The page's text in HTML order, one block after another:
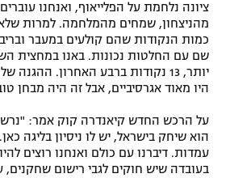
תקנון משתתפים וזוכים בפרסים
תקנון עבור פעילות אלקטרה
טניס
גיימינג E-Sports
תנאי שימוש
כדורמים
פוטבול אמריקאי NFL
בייסבול MLB
ספורט אתגרי ואקסטרים
אומנויות לחימה
ציונה נלחמת על הפלייאוף, ואנחנו
מהניצחון, שמחים מהמלחמה. למרות
כמות הנקודות שהם קולעים במעבר
שם עם החלטות נכונות. באנו במחצית
יותר, 13 נקודות ברבע האחרון.
היו מאוד אגרסיביים, אבל זה היה מבחן
על הרכש החדש קיאנדרה קוק אמר:
הוא שיחק בישראל, יש לו ניסיון בליגה
עמדות. דיברנו עם כולם ואנחנו רוצים
בעובדה שיש חוקים לגבי רישום